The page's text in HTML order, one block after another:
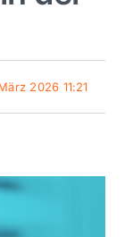
2026 11:21